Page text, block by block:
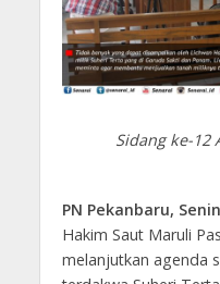
Sidang ke-12
PN Pekanbaru,
Hakim Saut Maruli
melanjutkan agenda